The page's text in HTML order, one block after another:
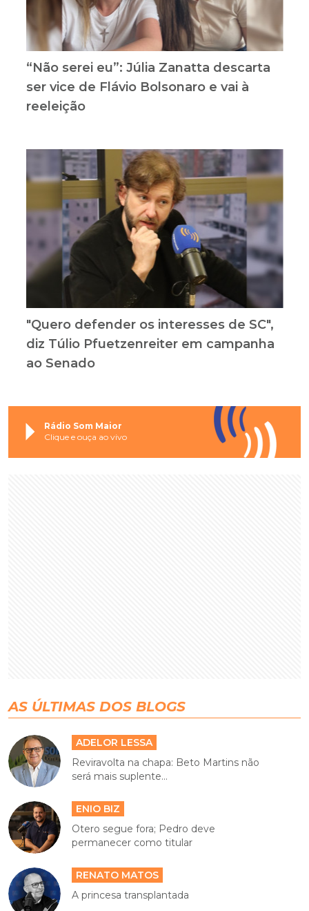
“Não serei eu”: Júlia Zanatta descarta
ser vice de Flávio Bolsonaro e vai à
reeleição
"Quero defender os interesses de SC",
diz Túlio Pfuetzenreiter em campanha
ao Senado
Rádio Som Maior
Clique e ouça ao vivo
AS ÚLTIMAS DOS BLOGS
ADELOR LESSA
Reviravolta na chapa: Beto Martins não
será mais suplente...
ENIO BIZ
Otero segue fora; Pedro deve
permanecer como titular
RENATO MATOS
A princesa transplantada